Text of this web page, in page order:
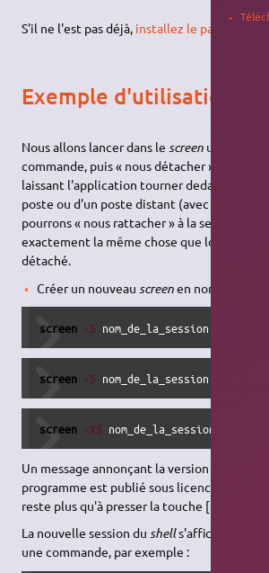
S'il ne l'est pas déjà, installez le paquet
Exemple d'utilisation de
Nous allons lancer dans le screen une
commande, puis « nous détacher » de la
laissant l'application tourner dedans.
poste ou d'un poste distant (avec
pourrons « nous rattacher » à la session du
exactement la même chose que lorsque
détaché.
Créer un nouveau screenen nommant la
screen -S nom_de_la_session
screen -S nom_de_la_session
screen -XS nom_de_la_session quit
Un message annonçant la version utilisée
programme est publié sous licence
reste plus qu'à presser la touche [ESPACE].
La nouvelle session du shells'affiche et
une commande, par exemple :